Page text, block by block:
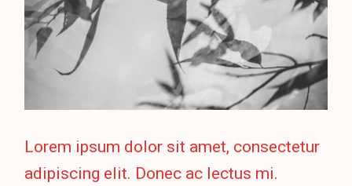
Lorem ipsum dolor sit amet, consectetur
adipiscing elit. Donec ac lectus mi.